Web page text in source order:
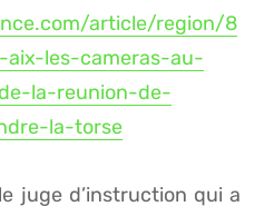
article/region/8
aix-les-cameras-au-
la-reunion-de-
la-torse
juge d’instruction qui a